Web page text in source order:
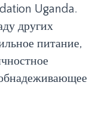
Uganda.
других
питание,